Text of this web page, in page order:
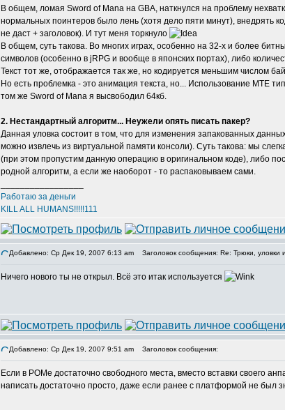
В общем, ломая Sword of Mana на GBA, наткнулся на проблему
нормальных поинтеров было лень (хотя дело пяти минут), внедрять
не даст + заголовок). И тут меня торкнуло
В общем, суть такова. Во многих играх, особенно на 32-х и более
символов (особенно в jRPG и вообще в японских портах), либо
Текст тот же, отображается так же, но кодируется меньшим числом
Но есть проблемка - это анимация текста, но... Использование MTE
том же Sword of Mana я высвободил 64кб.
2. Нестандартный алгоритм... Неужели опять писать пакер?
Данная уловка состоит в том, что для изменения запакованных
можно извлечь из виртуальной памяти консоли). Суть такова: мы
(при этом пропустим данную операцию в оригинальном коде), либо
родной алгоритм, а если же наоборот - то распаковываем сами.
Работаю за деньги
KILL ALL HUMANS!!!!!111
Добавлено: Ср Дек 19, 2007 6:13 am Заголовок сообщения: Re: Трюки, уловки
Ничего нового ты не открыл. Всё это итак используется
Добавлено: Ср Дек 19, 2007 9:51 am Заголовок сообщения:
Если в РОМе достаточно свободного места, вместо вставки своего
написать достаточно просто, даже если ранее с платформой не был